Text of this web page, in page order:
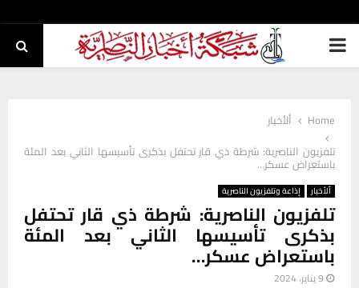
PRIMARY
Home
ألأخبار
تلفزيون الناصرية: شرطة ذي قار تحتفل بذكرى تأسيسها الثاني بعد المئة
باستعراض عسكر…
ألأخبار إذاعة وتلفزيون الناصرية
تلفزيون الناصرية: شرطة ذي قار تحتفل
بذكرى تأسيسها الثاني بعد المئة
باستعراض عسكر…
9 يناير، 2024